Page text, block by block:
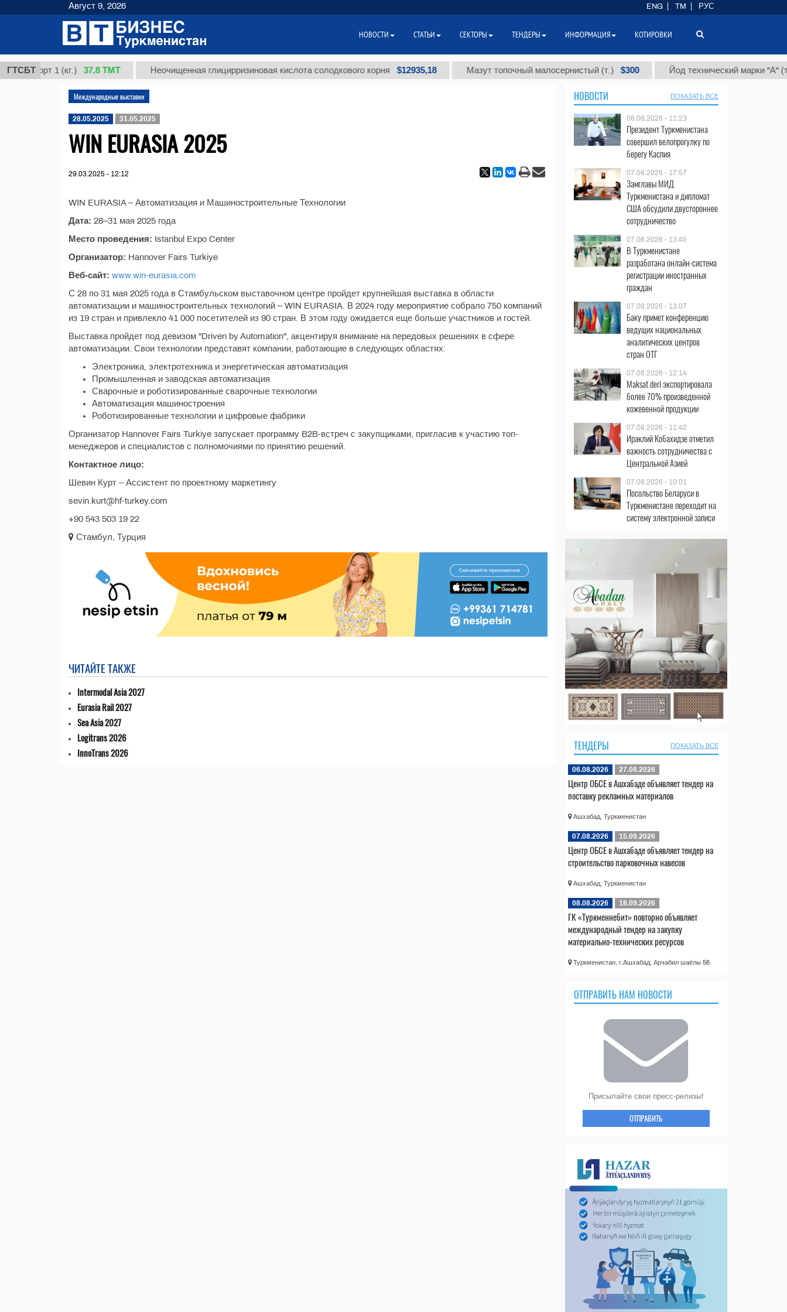
ГТСБТ
сорт 1 (кг.) 37,8 ТМТ Неочищенная глицирризиновая кислота солодкового корня $12935,18 Мазут топочный малосернистый (т.) $300 Йод технический марки "А" (т.)
Международные выставки
28.05.2025 31.05.2025
WIN EURASIA 2025
29.03.2025 - 12:12
WIN EURASIA – Автоматизация и Машиностроительные Технологии
Дата: 28–31 мая 2025 года
Место проведения: Istanbul Expo Center
Организатор: Hannover Fairs Turkiye
Веб-сайт: www.win-eurasia.com
С 28 по 31 мая 2025 года в Стамбульском выставочном центре пройдет крупнейшая выставка в области
автоматизации и машиностроительных технологий – WIN EURASIA. В 2024 году мероприятие собрало 750 компаний
из 19 стран и привлекло 41 000 посетителей из 90 стран. В этом году ожидается еще больше участников и гостей.
Выставка пройдет под девизом "Driven by Automation", акцентируя внимание на передовых решениях в сфере
автоматизации. Свои технологии представят компании, работающие в следующих областях:
Электроника, электротехника и энергетическая автоматизация
Промышленная и заводская автоматизация
Сварочные и роботизированные сварочные технологии
Автоматизация машиностроения
Роботизированные технологии и цифровые фабрики
Организатор Hannover Fairs Turkiye запускает программу B2B-встреч с закупщиками, пригласив к участию топ-
менеджеров и специалистов с полномочиями по принятию решений.
Контактное лицо:
Шевин Курт – Ассистент по проектному маркетингу
sevin.kurt@hf-turkey.com
+90 543 503 19 22
Стамбул, Турция
ЧИТАЙТЕ ТАКЖЕ
Intermodal Asia 2027
Eurasia Rail 2027
Sea Asia 2027
Logitrans 2026
InnoTrans 2026
НОВОСТИ ПОКАЗАТЬ ВСЕ
08.08.2026 - 11:23
Президент Туркменистана
совершил велопрогулку по
берегу Каспия
07.08.2026 - 17:57
Замглавы МИД
Туркменистана и дипломат
США обсудили двустороннее
сотрудничество
07.08.2026 - 13:45
В Туркменистане
разработана онлайн-система
регистрации иностранных
граждан
07.08.2026 - 13:07
Баку примет конференцию
ведущих национальных
аналитических центров
стран ОТГ
07.08.2026 - 12:14
Maksat deri экспортировала
более 70% произведенной
кожевенной продукции
07.08.2026 - 11:42
Ираклий Кобахидзе отметил
важность сотрудничества с
Центральной Азией
07.08.2026 - 10:01
Посольство Беларуси в
Туркменистане переходит на
систему электронной записи
ТЕНДЕРЫ ПОКАЗАТЬ ВСЕ
06.08.2026 27.08.2026
Центр ОБСЕ в Ашхабаде объявляет тендер на
поставку рекламных материалов
Ашхабад, Туркменистан
07.08.2026 15.09.2026
Центр ОБСЕ в Ашхабаде объявляет тендер на
строительство парковочных навесов
Ашхабад, Туркменистан
08.08.2026 18.09.2026
ГК «Туркменнебит» повторно объявляет
международный тендер на закупку
материально-технических ресурсов
Туркменистан, г.Ашхабад, Арчабил шаёлы 56
ОТПРАВИТЬ НАМ НОВОСТИ
Присылайте свои пресс-релизы!
ОТПРАВИТЬ
Август 9, 2026 ENG TM РУС
НОВОСТИ СТАТЬИ СЕКТОРЫ ТЕНДЕРЫ ИНФОРМАЦИЯ КОТИРОВКИ